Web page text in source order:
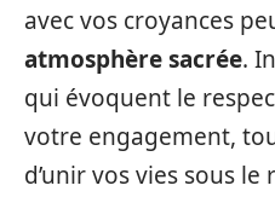
avec vos croyances
atmosphère sacrée.
qui évoquent le
votre engagement,
d’unir vos vies sous